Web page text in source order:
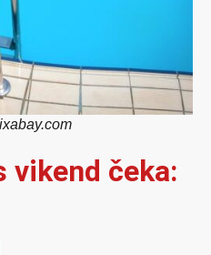
vikend čeka: